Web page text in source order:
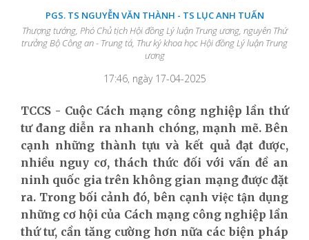
PGS. TS NGUYỄN VĂN THÀNH - TS LỤC ANH TUẤN
Thượng tướng, Phó Chủ tịch Hội đồng Lý luận Trung ương, nguyên Thứ
trưởng Bộ Công an - Trung tá, Thư ký khoa học Hội đồng Lý luận Trung
ương
17:46, ngày 17-04-2025
TCCS - Cuộc Cách mạng công nghiệp lần thứ
tư đang diễn ra nhanh chóng, mạnh mẽ. Bên
cạnh những thành tựu và kết quả đạt được,
nhiều nguy cơ, thách thức đối với vấn đề an
ninh quốc gia trên không gian mạng được đặt
ra. Trong bối cảnh đó, bên cạnh việc tận dụng
những cơ hội của Cách mạng công nghiệp lần
thứ tư, cần tăng cường hơn nữa các biện pháp